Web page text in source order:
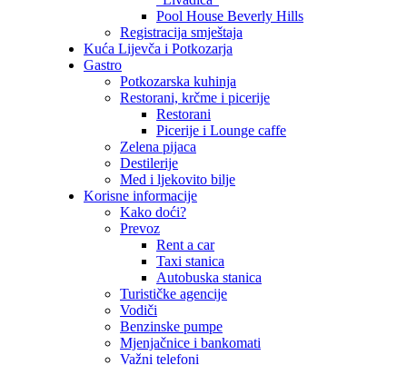
Pool House Beverly Hills
Registracija smještaja
Kuća Lijevča i Potkozarja
Gastro
Potkozarska kuhinja
Restorani, krčme i picerije
Restorani
Picerije i Lounge caffe
Zelena pijaca
Destilerije
Med i ljekovito bilje
Korisne informacije
Kako doći?
Prevoz
Rent a car
Taxi stanica
Autobuska stanica
Turističke agencije
Vodiči
Benzinske pumpe
Mjenjačnice i bankomati
Važni telefoni